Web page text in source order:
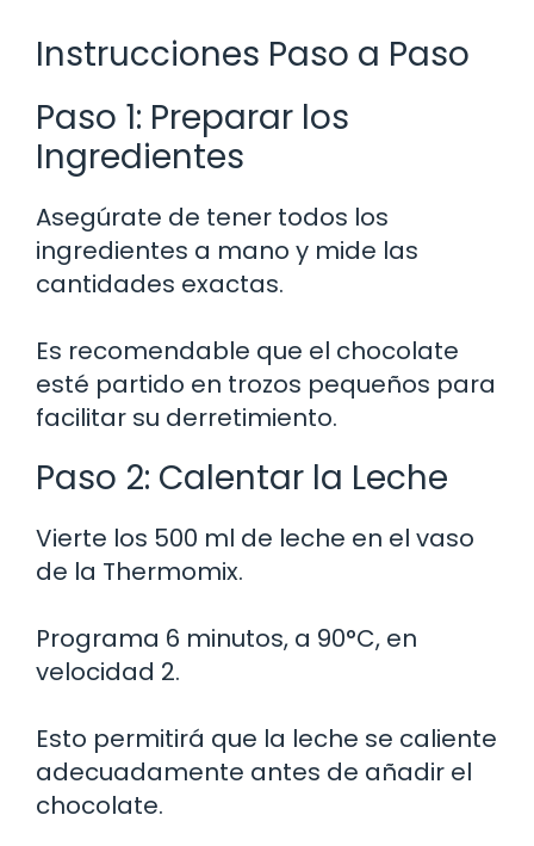
Instrucciones Paso a Paso
Paso 1: Preparar los
Ingredientes
Asegúrate de tener todos los
ingredientes a mano y mide las
cantidades exactas.
Es recomendable que el chocolate
esté partido en trozos pequeños para
facilitar su derretimiento.
Paso 2: Calentar la Leche
Vierte los 500 ml de leche en el vaso
de la Thermomix.
Programa 6 minutos, a 90°C, en
velocidad 2.
Esto permitirá que la leche se caliente
adecuadamente antes de añadir el
chocolate.